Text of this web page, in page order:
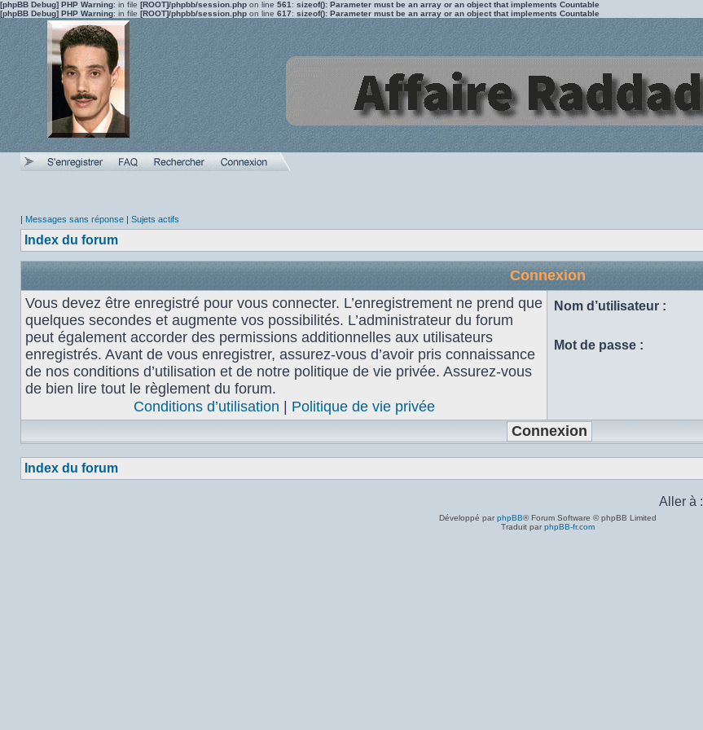
[phpBB Debug] PHP Warning: in file [ROOT]/phpbb/session.php on line 561 : sizeof(): Parameter must be an array or an object that implements Countable
[phpBB Debug] PHP Warning: in file [ROOT]/phpbb/session.php on line 617: sizeof(): Parameter must be an array or an object that implements Countable
| Messages sans réponse | Sujets actifs
Index du forum
Connexion
Vous devez être enregistré pour vous connecter. L’enregistrement ne prend que
quelques secondes et augmente vos possibilités. L’administrateur du forum
peut également accorder des permissions additionnelles aux utilisateurs
enregistrés. Avant de vous enregistrer, assurez-vous d’avoir pris connaissance
de nos conditions d’utilisation et de notre politique de vie privée. Assurez-vous
de bien lire tout le règlement du forum.
Conditions d’utilisation
Politique de vie privée
Nom d’utilisateur :
Mot de passe :
Index du forum
Aller à :
Développé par phpBB® Forum Software © phpBB Limited
Traduit par phpBB-fr.com